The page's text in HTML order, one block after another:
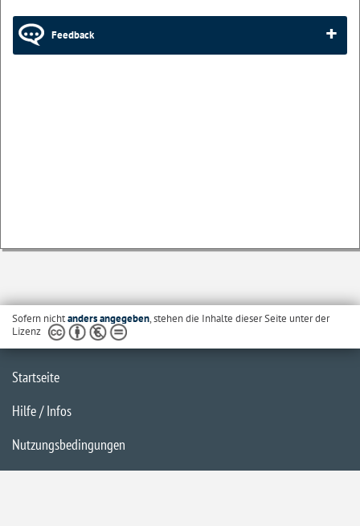
Feedback
Sofern nichtanders angegeben, stehen die Inhalte dieser Seite unter der
Lizenz
Startseite
Hilfe / Infos
Nutzungsbedingungen